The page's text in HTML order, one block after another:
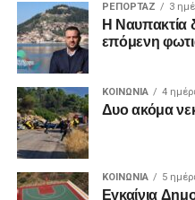
ΡΕΠΟΡΤΑΖ 3
Η Ναυπακτία
επόμενη
ΚΟΙΝΩΝΙΑ 4
Δυο ακόμα
ΚΟΙΝΩΝΙΑ 5
Εγκαίνια